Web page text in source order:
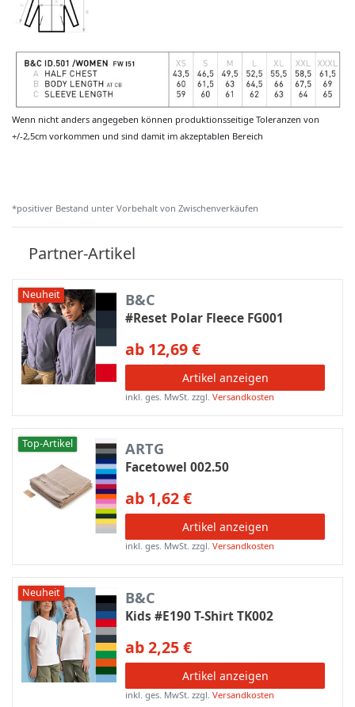
Wenn nicht anders angegeben können produktionsseitige Toleranzen von
+/-2,5cm vorkommen und sind damit im akzeptablen Bereich
*positiver Bestand unter Vorbehalt von Zwischenverkäufen
Partner-Artikel
Neuheit B&C
#Reset Polar Fleece FG001
ab 12,69 €
Artikel anzeigen
inkl. ges. MwSt. zzgl.Versandkosten
Top-Artikel ARTG
Facetowel 002.50
ab 1,62 €
Artikel anzeigen
inkl. ges. MwSt. zzgl.Versandkosten
Neuheit B&C
Kids #E190 T-Shirt TK002
ab 2,25 €
Artikel anzeigen
inkl. ges. MwSt. zzgl.Versandkosten